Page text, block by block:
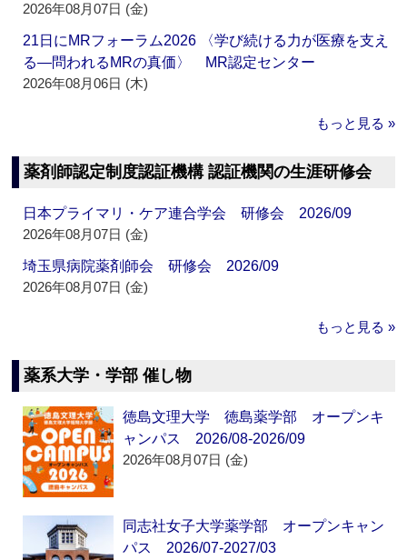
2026年08月07日 (金)
21日にMRフォーラム2026 〈学び続ける力が医療を支え
る―問われるMRの真価〉 MR認定センター
2026年08月06日 (木)
もっと見る »
薬剤師認定制度認証機構 認証機関の生涯研修会
日本プライマリ・ケア連合学会 研修会 2026/09
2026年08月07日 (金)
埼玉県病院薬剤師会 研修会 2026/09
2026年08月07日 (金)
もっと見る »
薬系大学・学部 催し物
徳島文理大学 徳島薬学部 オープンキ
ャンパス 2026/08-2026/09
2026年08月07日 (金)
同志社女子大学薬学部 オープンキャン
パス 2026/07-2027/03